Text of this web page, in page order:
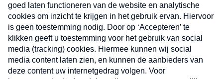
Verzend